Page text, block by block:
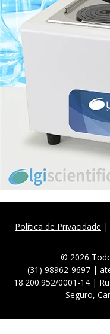
Política de Privacidade |
© 2026
(31) 98962-9697 |
18.200.952/0001-14 |
Seguro,